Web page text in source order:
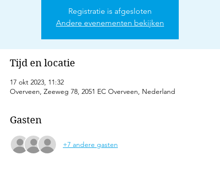
Registratie is afgesloten
Andere evenementen bekijken
Tijd en locatie
17 okt 2023, 11:32
Overveen, Zeeweg 78, 2051 EC Overveen, Nederland
Gasten
+7 andere gasten